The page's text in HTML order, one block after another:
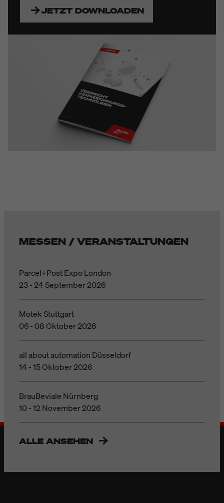
JETZT DOWNLOADEN
MESSEN / VERANSTALTUNGEN
Parcel+Post Expo London
23 - 24 September 2026
Motek Stuttgart
06 - 08 Oktober 2026
all about automation Düsseldorf
14 - 15 Oktober 2026
BrauBeviale Nürnberg
10 - 12 November 2026
ALLE ANSEHEN